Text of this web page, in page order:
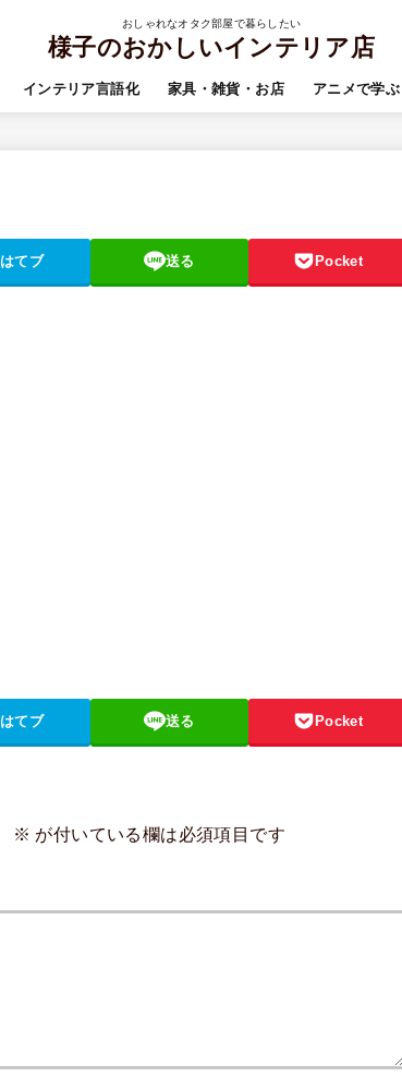
おしゃれなオタク部屋で暮らしたい
様子のおかしいインテリア店
インテリア言語化 家具・雑貨・お店 アニメで学ぶ
はてブ 送る Pocket
はてブ 送る Pocket
※ が付いている欄は必須項目です